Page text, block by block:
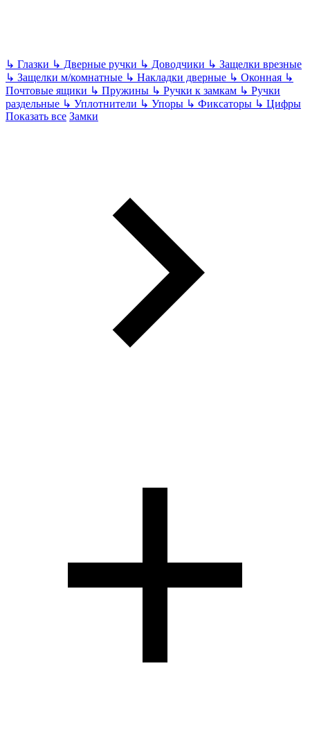
↳ Глазки ↳ Дверные ручки ↳ Доводчики ↳ Защелки врезные
↳ Защелки м/комнатные ↳ Накладки дверные ↳ Оконная ↳
Почтовые ящики ↳ Пружины ↳ Ручки к замкам ↳ Ручки
раздельные ↳ Уплотнители ↳ Упоры ↳ Фиксаторы ↳ Цифры
Показать все Замки